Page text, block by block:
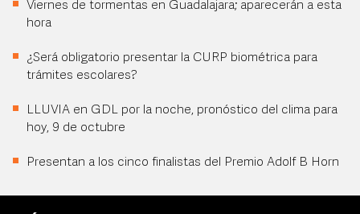
Viernes de tormentas en Guadalajara; aparecerán a esta
hora
¿Será obligatorio presentar la CURP biométrica para
trámites escolares?
LLUVIA en GDL por la noche, pronóstico del clima para
hoy, 9 de octubre
Presentan a los cinco finalistas del Premio Adolf B Horn